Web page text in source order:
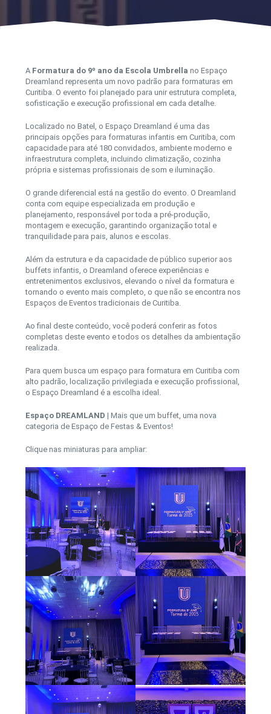
A Formatura do 9º ano da Escola Umbrella no Espaço
Dreamland representa um novo padrão para formaturas em
Curitiba. O evento foi planejado para unir estrutura completa,
sofisticação e execução profissional em cada detalhe.
Localizado no Batel, o Espaço Dreamland é uma das
principais opções para formaturas infantis em Curitiba, com
capacidade para até 180 convidados, ambiente moderno e
infraestrutura completa, incluindo climatização, cozinha
própria e sistemas profissionais de som e iluminação.
O grande diferencial está na gestão do evento. O Dreamland
conta com equipe especializada em produção e
planejamento, responsável por toda a pré-produção,
montagem e execução, garantindo organização total e
tranquilidade para pais, alunos e escolas.
Além da estrutura e da capacidade de público superior aos
buffets infantis, o Dreamland oferece experiências e
entretenimentos exclusivos, elevando o nível da formatura e
tornando o evento mais completo, o que não se encontra nos
Espaços de Eventos tradicionais de Curitiba.
Ao final deste conteúdo, você poderá conferir as fotos
completas deste evento e todos os detalhes da ambientação
realizada.
Para quem busca um espaço para formatura em Curitiba com
alto padrão, localização privilegiada e execução profissional,
o Espaço Dreamland é a escolha ideal.
Espaço DREAMLAND | Mais que um buffet, uma nova
categoria de Espaço de Festas & Eventos!
Clique nas miniaturas para ampliar: